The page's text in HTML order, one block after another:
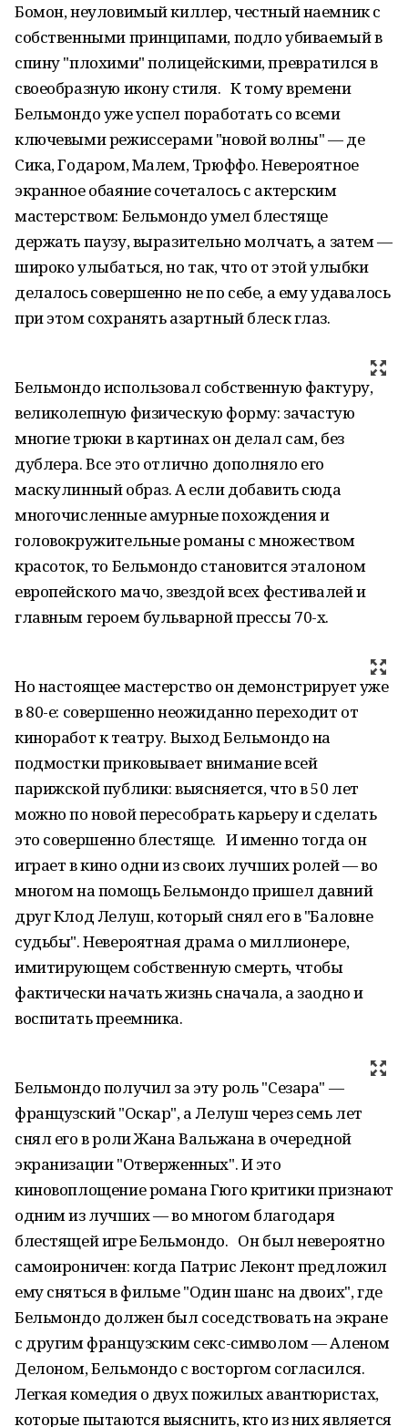
Бомон, неуловимый киллер, честный наемник с
собственными принципами, подло убиваемый в
спину "плохими" полицейскими, превратился в
своеобразную икону стиля. К тому времени
Бельмондо уже успел поработать со всеми
ключевыми режиссерами "новой волны" — де
Сика, Годаром, Малем, Трюффо. Невероятное
экранное обаяние сочеталось с актерским
мастерством: Бельмондо умел блестяще
держать паузу, выразительно молчать, а затем —
широко улыбаться, но так, что от этой улыбки
делалось совершенно не по себе, а ему удавалось
при этом сохранять азартный блеск глаз.
Бельмондо использовал собственную фактуру,
великолепную физическую форму: зачастую
многие трюки в картинах он делал сам, без
дублера. Все это отлично дополняло его
маскулинный образ. А если добавить сюда
многочисленные амурные похождения и
головокружительные романы с множеством
красоток, то Бельмондо становится эталоном
европейского мачо, звездой всех фестивалей и
главным героем бульварной прессы 70-х.
Но настоящее мастерство он демонстрирует уже
в 80-е: совершенно неожиданно переходит от
киноработ к театру. Выход Бельмондо на
подмостки приковывает внимание всей
парижской публики: выясняется, что в 50 лет
можно по новой пересобрать карьеру и сделать
это совершенно блестяще. И именно тогда он
играет в кино одни из своих лучших ролей — во
многом на помощь Бельмондо пришел давний
друг Клод Лелуш, который снял его в "Баловне
судьбы". Невероятная драма о миллионере,
имитирующем собственную смерть, чтобы
фактически начать жизнь сначала, а заодно и
воспитать преемника.
Бельмондо получил за эту роль "Сезара" —
французский "Оскар", а Лелуш через семь лет
снял его в роли Жана Вальжана в очередной
экранизации "Отверженных". И это
киновоплощение романа Гюго критики признают
одним из лучших — во многом благодаря
блестящей игре Бельмондо. Он был невероятно
самоироничен: когда Патрис Леконт предложил
ему сняться в фильме "Один шанс на двоих", где
Бельмондо должен был соседствовать на экране
с другим французским секс-символом — Аленом
Делоном, Бельмондо с восторгом согласился.
Легкая комедия о двух пожилых авантюристах,
которые пытаются выяснить, кто из них является